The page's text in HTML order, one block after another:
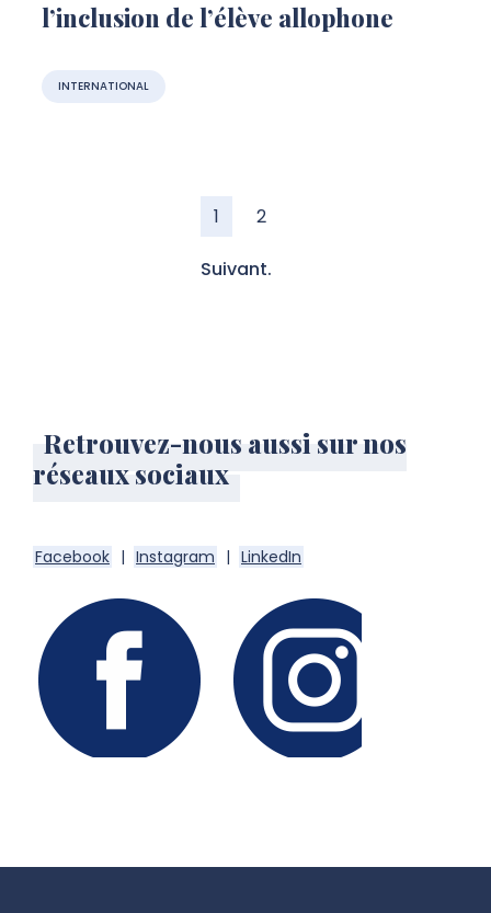
l’inclusion de l’élève allophone
INTERNATIONAL
1 2
Suivant.
Retrouvez-nous aussi sur nos
réseaux sociaux
Facebook | Instagram | LinkedIn